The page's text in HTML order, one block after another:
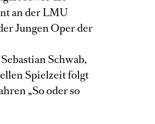
an der LMU
Jungen Oper der
Schwab,
Spielzeit folgt
„So oder so